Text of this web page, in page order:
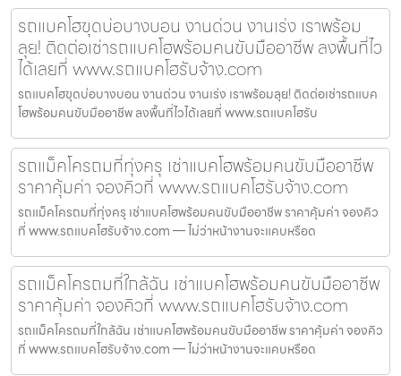
รถแบคโฮขุดบ่อบางบอน งานด่วน งานเร่ง เราพร้อม
ลุย! ติดต่อเช่ารถแบคโฮพร้อมคนขับมืออาชีพ ลงพื้นที่ไว
ได้เลยที่ www.รถแบคโฮรับจ้าง.com
รถแบคโฮขุดบ่อบางบอน งานด่วน งานเร่ง เราพร้อมลุย! ติดต่อเช่ารถแบค
โฮพร้อมคนขับมืออาชีพ ลงพื้นที่ไวได้เลยที่ www.รถแบคโฮรับ
รถแม็คโครถมที่ทุ่งครุ เช่าแบคโฮพร้อมคนขับมืออาชีพ
ราคาคุ้มค่า จองคิวที่ www.รถแบคโฮรับจ้าง.com
รถแม็คโครถมที่ทุ่งครุ เช่าแบคโฮพร้อมคนขับมืออาชีพ ราคาคุ้มค่า จองคิว
ที่ www.รถแบคโฮรับจ้าง.com — ไม่ว่าหน้างานจะแคบหรือด
รถแม็คโครถมที่ใกล้ฉัน เช่าแบคโฮพร้อมคนขับมืออาชีพ
ราคาคุ้มค่า จองคิวที่ www.รถแบคโฮรับจ้าง.com
รถแม็คโครถมที่ใกล้ฉัน เช่าแบคโฮพร้อมคนขับมืออาชีพ ราคาคุ้มค่า จองคิว
ที่ www.รถแบคโฮรับจ้าง.com — ไม่ว่าหน้างานจะแคบหรือด